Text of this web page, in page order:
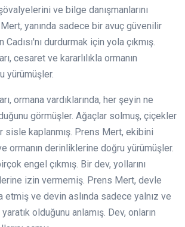
ve bilge danışmanlarını
yanında sadece bir avuç güvenilir
durdurmak için yola çıkmış.
cesaret ve kararlılıkla ormanın
yürümüşler.
ormana vardıklarında, her şeyin ne
görmüşler. Ağaçlar solmuş, çiçekler
sisle kaplanmış. Prens Mert, ekibini
ormanın derinliklerine doğru yürümüşler.
engel çıkmış. Bir dev, yollarını
izin vermemiş. Prens Mert, devle
etmiş ve devin aslında sadece yalnız ve
olduğunu anlamış. Dev, onların